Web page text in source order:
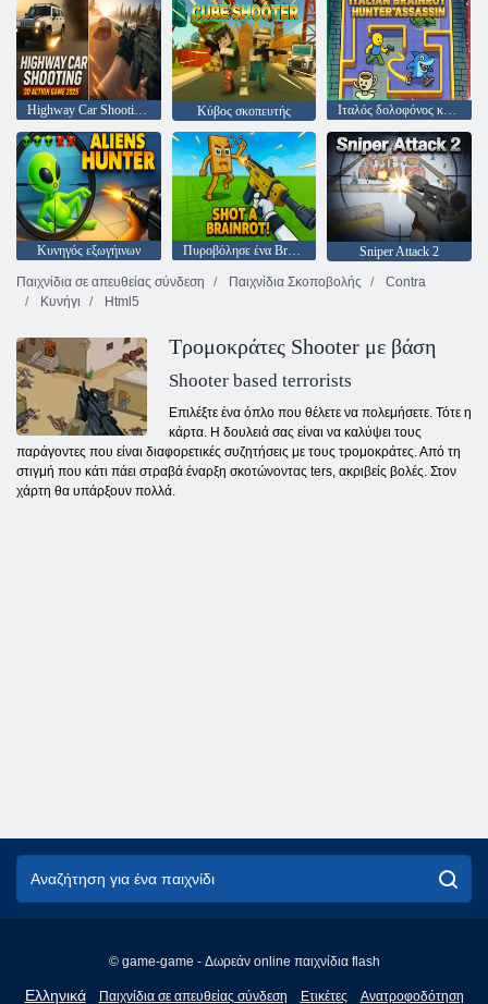
Highway Car Shooting 3D Action Game 2025 Κύβος σκοπευτής Ιταλός δολοφόνος κυνηγού Brainrot
Κυνηγός εξωγήινων Πυροβόλησε ένα Brainrot!
Sniper Attack 2
Παιχνίδια σε απευθείας σύνδεση
Παιχνίδια Σκοποβολής
Contra
Κυνήγι
Html5
Τρομοκράτες Shooter με βάση
Shooter based terrorists
Επιλέξτε ένα όπλο που θέλετε να πολεμήσετε. Τότε η
κάρτα. Η δουλειά σας είναι να καλύψει τους
παράγοντες που είναι διαφορετικές συζητήσεις με τους τρομοκράτες. Από τη
στιγμή που κάτι πάει στραβά έναρξη σκοτώνοντας ters, ακριβείς βολές. Στον
χάρτη θα υπάρξουν πολλά.
© game-game - Δωρεάν online παιχνίδια flash
Ελληνικά
English
Παιχνίδια σε απευθείας σύνδεση Ετικέτες Ανατροφοδότηση